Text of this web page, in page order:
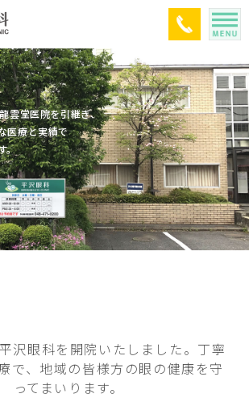
雲堂医院を引継ぎ、
医療と実績で
。
沢眼科を開院いたしました。 丁寧
で、地域の皆様方の眼の健康を守
ってまいります。